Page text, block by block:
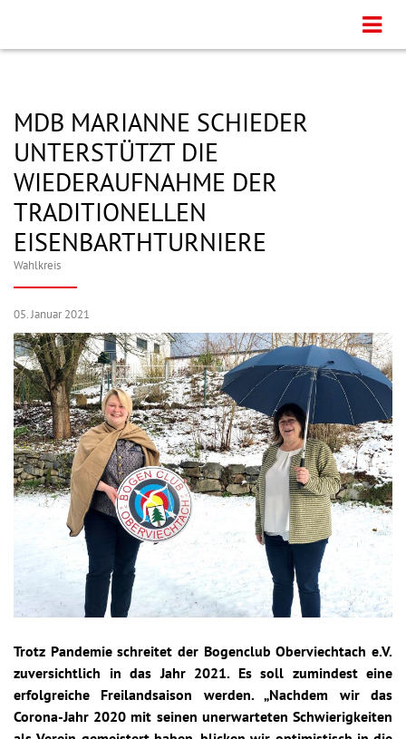
MDB MARIANNE SCHIEDER
UNTERSTÜTZT DIE
WIEDERAUFNAHME DER
TRADITIONELLEN
EISENBARTHTURNIERE
Wahlkreis
05. Januar 2021
Trotz Pandemie schreitet der Bogenclub Oberviechtach e.V.
zuversichtlich in das Jahr 2021. Es soll zumindest eine
erfolgreiche Freilandsaison werden. „Nachdem wir das
Corona-Jahr 2020 mit seinen unerwarteten Schwierigkeiten